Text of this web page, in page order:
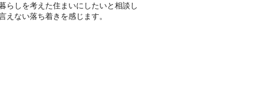
らしを考えた住まいにしたいと相談し
ない落ち着きを感じます。